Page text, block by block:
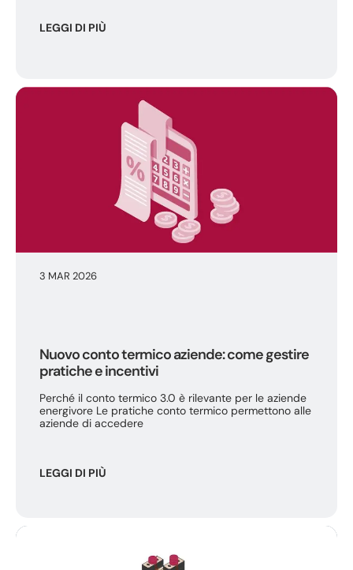
LEGGI DI PIÙ
3 MAR 2026
Nuovo conto termico aziende: come gestire
pratiche e incentivi
Perché il conto termico 3.0 è rilevante per le aziende
energivore Le pratiche conto termico permettono alle
aziende di accedere
LEGGI DI PIÙ